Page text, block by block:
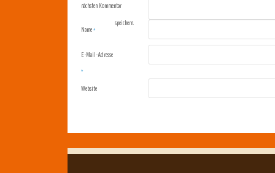
Name*
E-Mail-Adresse
*
Website
nächsten Kommentar
speichern.